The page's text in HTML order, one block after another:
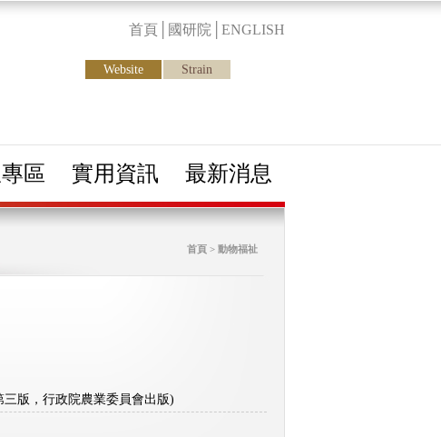
首頁 國研院 ENGLISH
Website Strain
區 實用資訊 最新消息
首頁 > 動物福祉
版，行政院農業委員會出版)